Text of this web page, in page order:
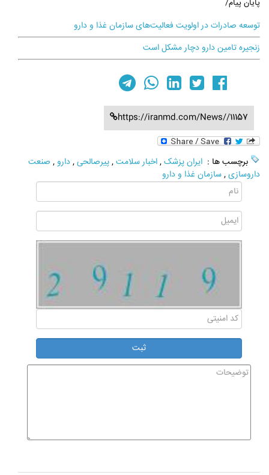
پایان پیام/
توسعه صادرات در اولویت فعالیت‌های سازمان غذا و دارو
زنجیره تامین دارو دچار مشکل است
https://iranmd.com/News//11157
برچسب ها : ایران پزشک,اخبار سلامت,پیرصالحی,دارو , صنعت
داروسازی,سازمان غذا و دارو